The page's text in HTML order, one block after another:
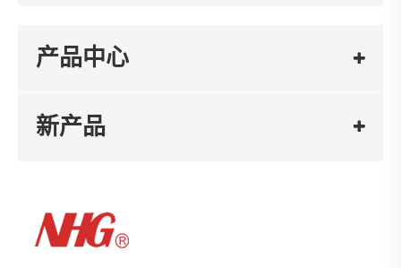
产品中心
新产品